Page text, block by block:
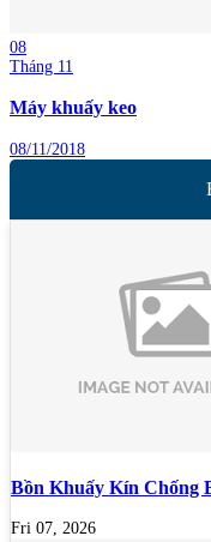
08
Tháng 11
Máy khuấy keo
08/11/2018
Bồn Khuấy Kín Chống
Fri 07, 2026